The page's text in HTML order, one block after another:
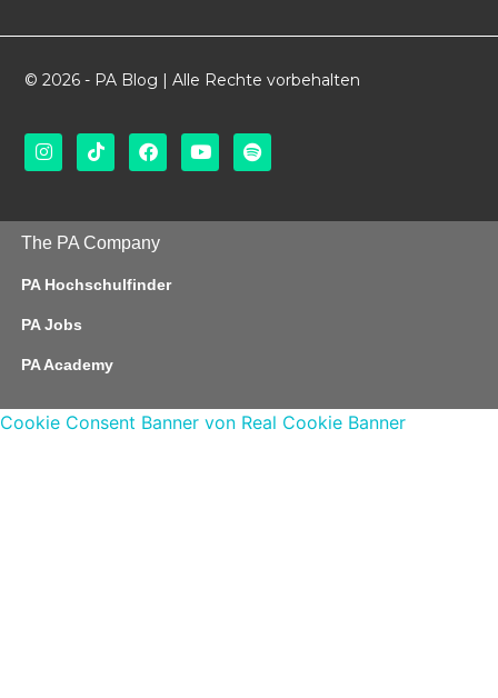
© 2026 - PA Blog | Alle Rechte vorbehalten
The PA Company
PA Hochschulfinder
PA Jobs
PA Academy
Cookie Consent Banner von Real Cookie Banner